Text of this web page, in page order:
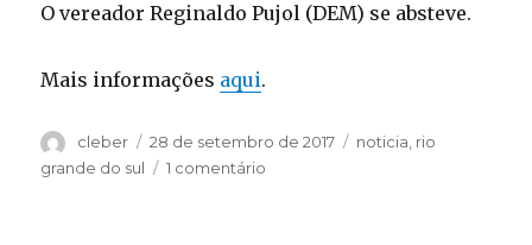
O vereador Reginaldo Pujol (DEM) se absteve.
Mais informações aqui.
Autor
cleber
Publicado
em
28 de setembro de 2017 Categorias
noticia, rio
grande do sul
1 comentário